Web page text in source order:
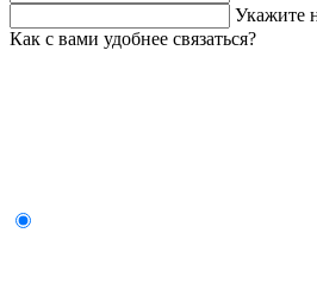
Укажите
Как с вами удобнее связаться?